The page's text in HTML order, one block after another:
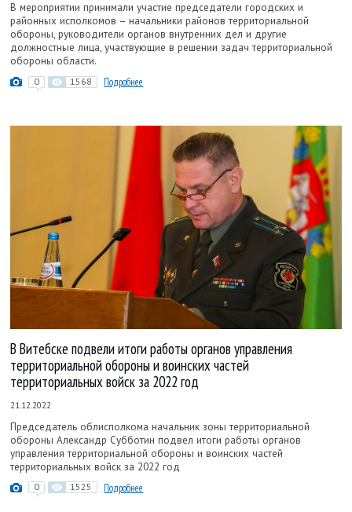
В мероприятии принимали участие председатели городских и
районных исполкомов – начальники районов территориальной
обороны, руководители органов внутренних дел и другие
должностные лица, участвующие в решении задач территориальной
обороны области.
0 1568 Подробнее
В Витебске подвели итоги работы органов управления
территориальной обороны и воинских частей
территориальных войск за 2022 год
21.12.2022
Председатель облисполкома начальник зоны территориальной
обороны Александр Субботин подвел итоги работы органов
управления территориальной обороны и воинских частей
территориальных войск за 2022 год
0 1525 Подробнее